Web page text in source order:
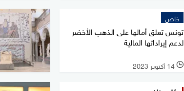
خاص
تونس تعلق أمالها على الذهب الأخضر
لدعم إيراداتها المالية
l 14 أكتوبر 2023